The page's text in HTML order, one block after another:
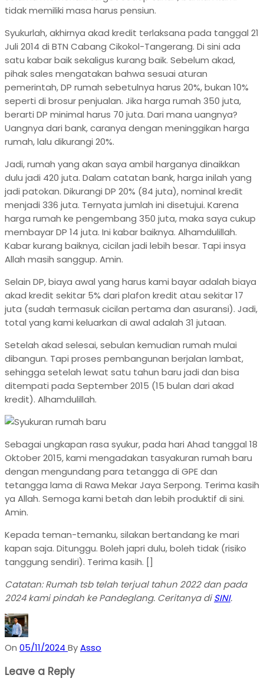
tidak memiliki masa harus pensiun.
Syukurlah, akhirnya akad kredit terlaksana pada tanggal 21
Juli 2014 di BTN Cabang Cikokol-Tangerang. Di sini ada
satu kabar baik sekaligus kurang baik. Sebelum akad,
pihak sales mengatakan bahwa sesuai aturan
pemerintah, DP rumah sebetulnya harus 20%, bukan 10%
seperti di brosur penjualan. Jika harga rumah 350 juta,
berarti DP minimal harus 70 juta. Dari mana uangnya?
Uangnya dari bank, caranya dengan meninggikan harga
rumah, lalu dikurangi 20%.
Jadi, rumah yang akan saya ambil harganya dinaikkan
dulu jadi 420 juta. Dalam catatan bank, harga inilah yang
jadi patokan. Dikurangi DP 20% (84 juta), nominal kredit
menjadi 336 juta. Ternyata jumlah ini disetujui. Karena
harga rumah ke pengembang 350 juta, maka saya cukup
membayar DP 14 juta. Ini kabar baiknya. Alhamdulillah.
Kabar kurang baiknya, cicilan jadi lebih besar. Tapi insya
Allah masih sanggup. Amin.
Selain DP, biaya awal yang harus kami bayar adalah biaya
akad kredit sekitar 5% dari plafon kredit atau sekitar 17
juta (sudah termasuk cicilan pertama dan asuransi). Jadi,
total yang kami keluarkan di awal adalah 31 jutaan.
Setelah akad selesai, sebulan kemudian rumah mulai
dibangun. Tapi proses pembangunan berjalan lambat,
sehingga setelah lewat satu tahun baru jadi dan bisa
ditempati pada September 2015 (15 bulan dari akad
kredit). Alhamdulillah.
Sebagai ungkapan rasa syukur, pada hari Ahad tanggal 18
Oktober 2015, kami mengadakan tasyakuran rumah baru
dengan mengundang para tetangga di GPE dan
tetangga lama di Rawa Mekar Jaya Serpong. Terima kasih
ya Allah. Semoga kami betah dan lebih produktif di sini.
Amin.
Kepada teman-temanku, silakan bertandang ke mari
kapan saja. Ditunggu. Boleh japri dulu, boleh tidak (risiko
tanggung sendiri). Terima kasih. []
Catatan:Rumah tsb telah terjual tahun 2022 dan pada
2024 kami pindah ke Pandeglang. Ceritanya diSINI.
On 05/11/2024 ByAsso
Leave a Reply